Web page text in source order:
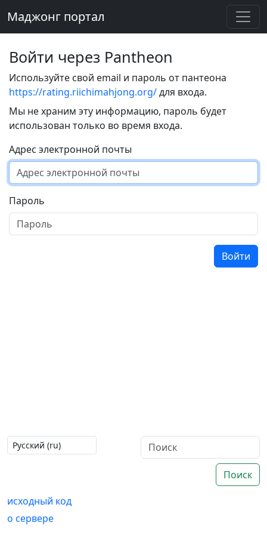
Маджонг портал
Войти через Pantheon
Используйте свой email и пароль от пантеона
https://rating.riichimahjong.org/для входа.
Мы не храним эту информацию, пароль будет
использован только во время входа.
Адрес электронной почты
Пароль
Войти
Поиск
исходный код
о сервере